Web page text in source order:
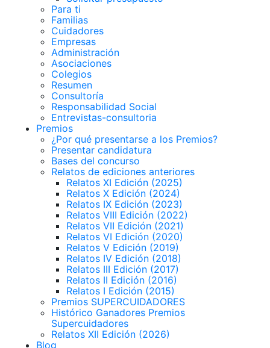
Para ti
Familias
Cuidadores
Empresas
Administración
Asociaciones
Colegios
Resumen
Consultoría
Responsabilidad Social
Entrevistas-consultoria
Premios
¿Por qué presentarse a los Premios?
Presentar candidatura
Bases del concurso
Relatos de ediciones anteriores
Relatos XI Edición (2025)
Relatos X Edición (2024)
Relatos IX Edición (2023)
Relatos VIII Edición (2022)
Relatos VII Edición (2021)
Relatos VI Edición (2020)
Relatos V Edición (2019)
Relatos IV Edición (2018)
Relatos III Edición (2017)
Relatos II Edición (2016)
Relatos I Edición (2015)
Premios SUPERCUIDADORES
Histórico Ganadores Premios
Supercuidadores
Relatos XII Edición (2026)
Blog